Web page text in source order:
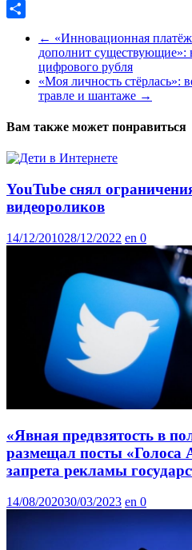
Telegram
← «Инновационная
дополнит существующие»:
цифрового рубля
«Моя личность стёрлась»:
травле и шантаже →
Вам также может понравиться
YouTube снял
видеороликов
14/12/201028/12/2022 en 0
«Явная предвзятость в
размещал посты «Голоса
запрета рекламы
14/08/202030/03/2023 en 0